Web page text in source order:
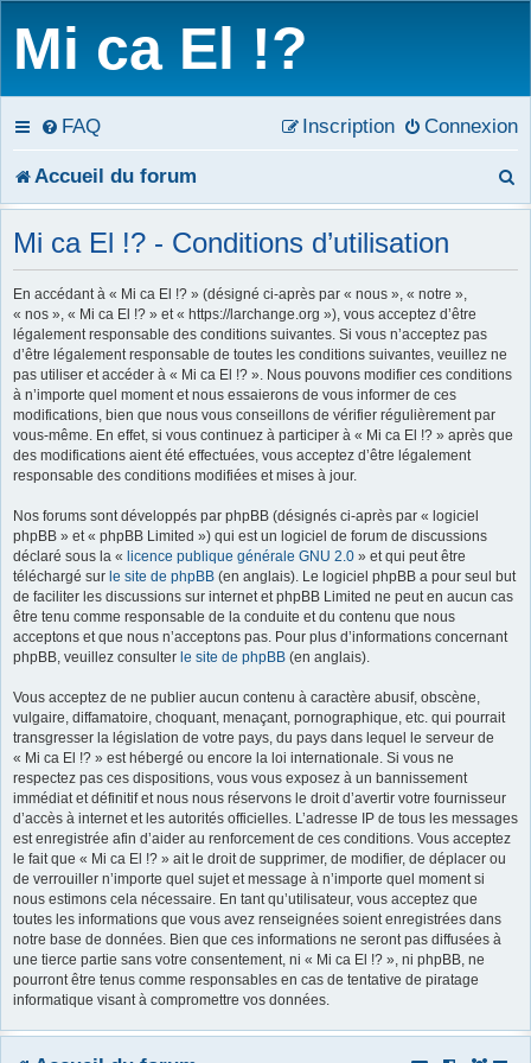
Mi ca El !?
FAQ Connexion
Inscription
Accueil du forum
e
Mi ca El !? - Conditions d’utilisation
En accédant à « Mi ca El !? » (désigné ci-après par « nous », « notre »,
« nos », « Mi ca El !? » et « https://larchange.org »), vous acceptez d’être
légalement responsable des conditions suivantes. Si vous n’acceptez pas
d’être légalement responsable de toutes les conditions suivantes, veuillez ne
pas utiliser et accéder à « Mi ca El !? ». Nous pouvons modifier ces conditions
à n’importe quel moment et nous essaierons de vous informer de ces
modifications, bien que nous vous conseillons de vérifier régulièrement par
vous-même. En effet, si vous continuez à participer à « Mi ca El !? » après que
des modifications aient été effectuées, vous acceptez d’être légalement
responsable des conditions modifiées et mises à jour.
Nos forums sont développés par phpBB (désignés ci-après par « logiciel
phpBB » et « phpBB Limited ») qui est un logiciel de forum de discussions
déclaré sous la « licence publique générale GNU 2.0 » et qui peut être
téléchargé sur le site de phpBB (en anglais). Le logiciel phpBB a pour seul but
de faciliter les discussions sur internet et phpBB Limited ne peut en aucun cas
être tenu comme responsable de la conduite et du contenu que nous
acceptons et que nous n’acceptons pas. Pour plus d’informations concernant
phpBB, veuillez consulter le site de phpBB (en anglais).
Vous acceptez de ne publier aucun contenu à caractère abusif, obscène,
vulgaire, diffamatoire, choquant, menaçant, pornographique, etc. qui pourrait
transgresser la législation de votre pays, du pays dans lequel le serveur de
« Mi ca El !? » est hébergé ou encore la loi internationale. Si vous ne
respectez pas ces dispositions, vous vous exposez à un bannissement
immédiat et définitif et nous nous réservons le droit d’avertir votre fournisseur
d’accès à internet et les autorités officielles. L’adresse IP de tous les messages
est enregistrée afin d’aider au renforcement de ces conditions. Vous acceptez
le fait que « Mi ca El !? » ait le droit de supprimer, de modifier, de déplacer ou
de verrouiller n’importe quel sujet et message à n’importe quel moment si
nous estimons cela nécessaire. En tant qu’utilisateur, vous acceptez que
toutes les informations que vous avez renseignées soient enregistrées dans
notre base de données. Bien que ces informations ne seront pas diffusées à
une tierce partie sans votre consentement, ni « Mi ca El !? », ni phpBB, ne
pourront être tenus comme responsables en cas de tentative de piratage
informatique visant à compromettre vos données.